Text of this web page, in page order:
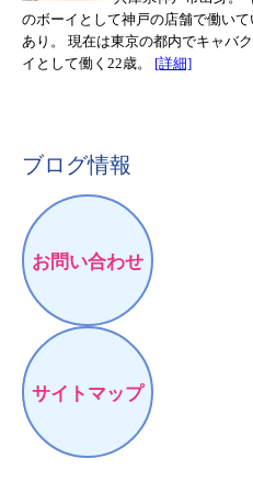
のボーイとして神戸の店舗で働い
あり。 現在は東京の都内でキャバ
イとして働く22歳。
[詳細]
ブログ情報
お問い合わせ
サイトマップ